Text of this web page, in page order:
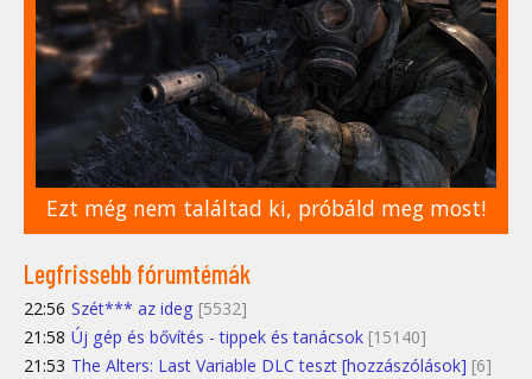
Ezt még nem találtad ki, próbáld meg most!
Legfrissebb fórumtémák
22:56 Szét*** az ideg [5532]
21:58 Új gép és bővítés - tippek és tanácsok [15140]
21:53 The Alters: Last Variable DLC teszt [hozzászólások] [6]